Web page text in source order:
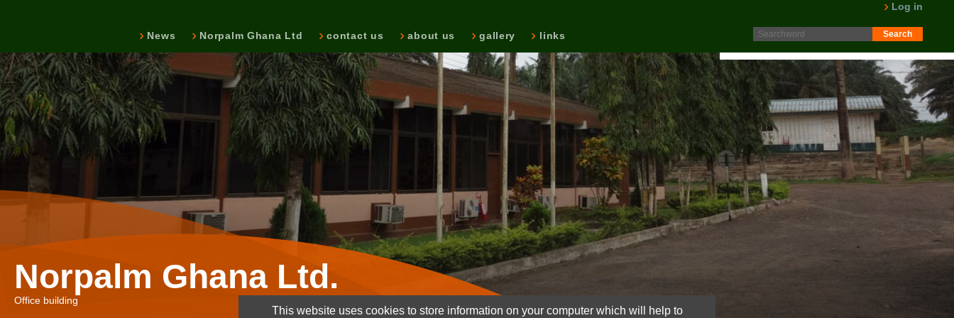
News Norpalm Ghana Ltd contact us about us gallery links
Log in
Protokoll fra generalforsamling 2025 er nå lagt ut på
on the Intranet. Please log in.
LES MER
Norpalm Ghana Ltd.
Office building
This website uses cookies to store information on your computer which will help to